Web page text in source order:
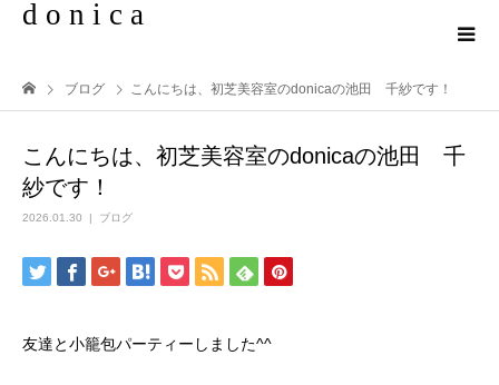
d o n i c a
ブログ こんにちは、初芝美容室のdonicaの池田 千紗です！
こんにちは、初芝美容室のdonicaの池田 千
紗です！
2026.01.30 ブログ
友達と小籠包パーティーしました^^